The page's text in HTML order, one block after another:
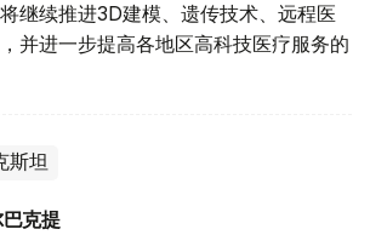
继续推进3D建模、遗传技术、远程医
并进一步提高各地区高科技医疗服务的
斯坦
克提